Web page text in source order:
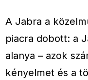
A Jabra a
piacra dobott: a
alanya – azok
kényelmet és a